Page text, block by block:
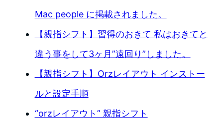
Mac people に掲載されました。
【親指シフト】習得のおきて 私はおきてと
違う事をして3ヶ月”遠回り”しました。
【親指シフト】Orzレイアウト インストー
ルと設定手順
“orzレイアウト” 親指シフト